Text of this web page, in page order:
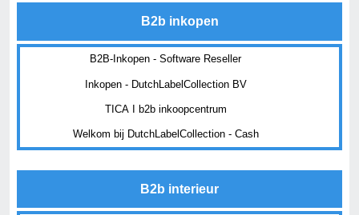
B2b inkopen
B2B-Inkopen - Software Reseller
Inkopen - DutchLabelCollection BV
TICA I b2b inkoopcentrum
Welkom bij DutchLabelCollection - Cash
B2b interieur